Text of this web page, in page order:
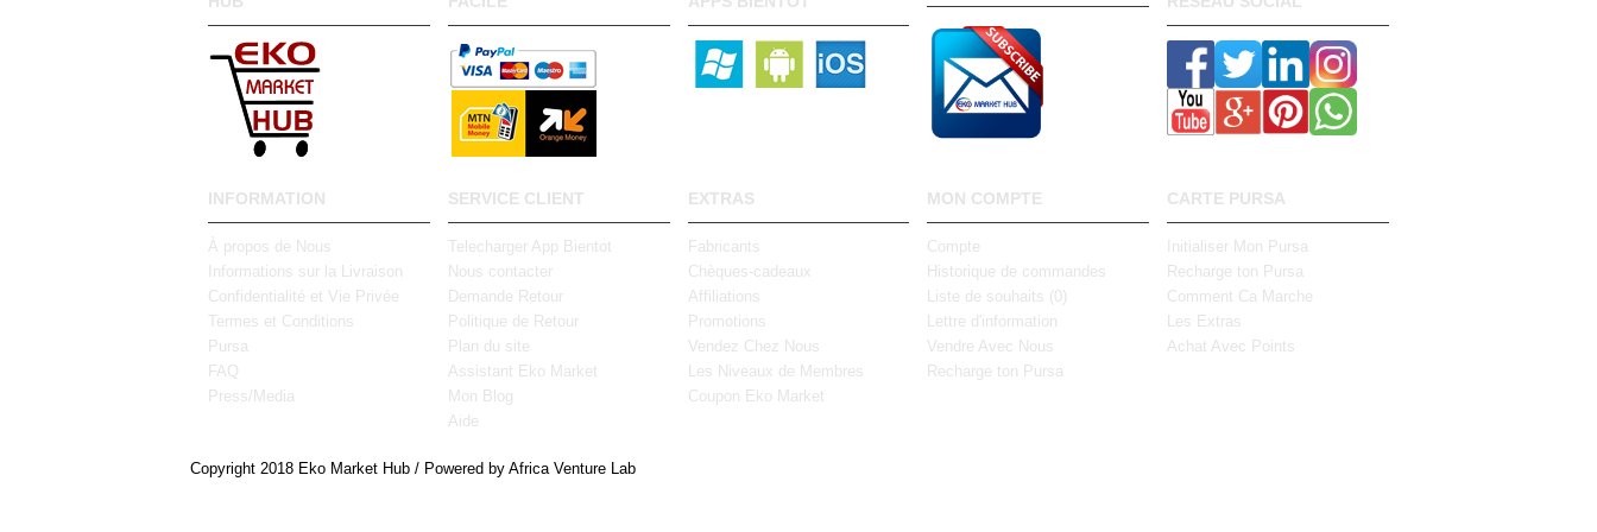
INFORMATION
À propos de Nous
Informations sur la Livraison
Confidentialité et Vie Privée
Termes et Conditions
Pursa
FAQ
Press/Media
SERVICE CLIENT
Telecharger App Bientot
Nous contacter
Demande Retour
Politique de Retour
Plan du site
Assistant Eko Market
Mon Blog
Aide
EXTRAS
Fabricants
Chèques-cadeaux
Affiliations
Promotions
Vendez Chez Nous
Les Niveaux de Membres
Coupon Eko Market
MON COMPTE
Compte
Historique de commandes
Liste de souhaits ( 0 )
Lettre d'information
Vendre Avec Nous
Recharge ton Pursa
CARTE PURSA
Initialiser Mon Pursa
Recharge ton Pursa
Comment Ca Marche
Les Extras
Achat Avec Points
Copyright 2018 Eko Market Hub / Powered by Africa Venture Lab